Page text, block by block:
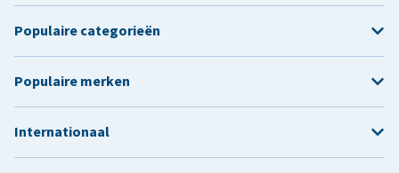
Populaire categorieën
Populaire merken
Internationaal